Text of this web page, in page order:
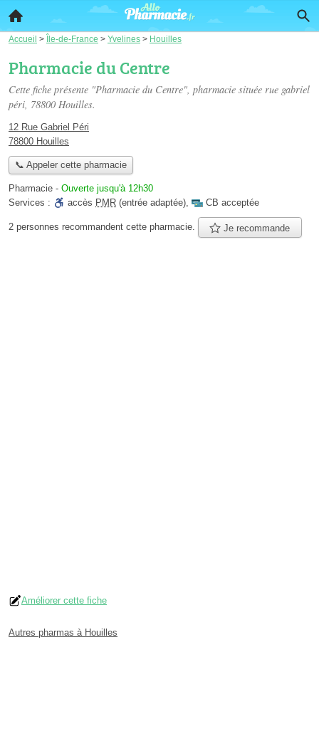
Accueil > Île-de-France > Yvelines > Houilles
Pharmacie du Centre
Cette fiche présente "Pharmacie du Centre", pharmacie située rue gabriel
péri, 78800 Houilles.
12 Rue Gabriel Péri
78800 Houilles
📞 Appeler cette pharmacie
Pharmacie - Ouverte jusqu'à 12h30
Services :
accès PMR (entrée adaptée), CB acceptée
2 personnes recommandent cette pharmacie. Je recommande
Améliorer cette fiche
Autres pharmas à Houilles